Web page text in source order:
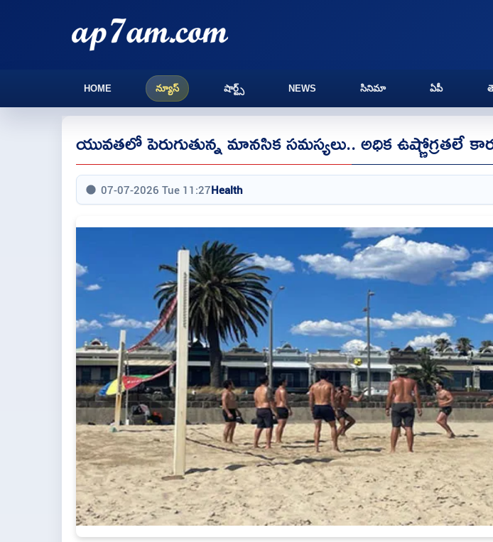
HOME న్యూస్ షార్ట్స్ NEWS సినిమా ఏపీ
యువతలో పెరుగుతున్న మానసిక సమస్యలు.. అధిక ఉష్ణోగ్రతలే
07-07-2026 Tue 11:27Health